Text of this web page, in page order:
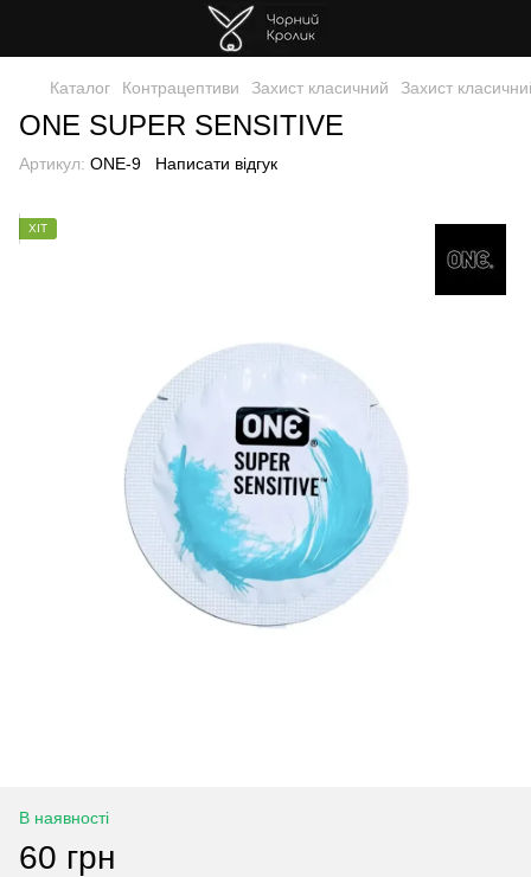
Каталог Контрацептиви Захист класичний Захист
ONE SUPER SENSITIVE
Артикул: ONE-9 Написати відгук
ХІТ
В наявності
60 грн